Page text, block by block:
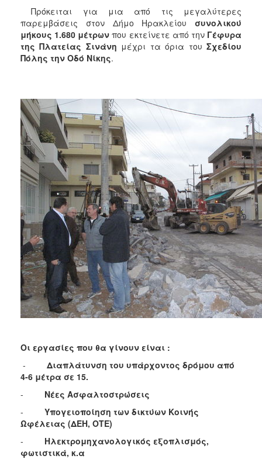
Πρόκειται για μια από τις μεγαλύτερες
παρεμβάσεις στον Δήμο Ηρακλείου συνολικού
μήκους 1.680 μέτρων που εκτείνετε από την Γέφυρα
της Πλατείας Σινάνη μέχρι τα όρια τουΣχεδίου
Πόλης την Οδό Νίκης.
Οι εργασίες που θα γίνουν είναι :
- Διαπλάτυνση του υπάρχοντος δρόμου από
4-6 μέτρα σε 15.
- Νέες Ασφαλτοστρώσεις
- Υπογειοποίηση των δικτύων Κοινής
Ωφέλειας (ΔΕΗ, ΟΤΕ)
- Ηλεκτρομηχανολογικός εξοπλισμός,
φωτιστικά, κ.α